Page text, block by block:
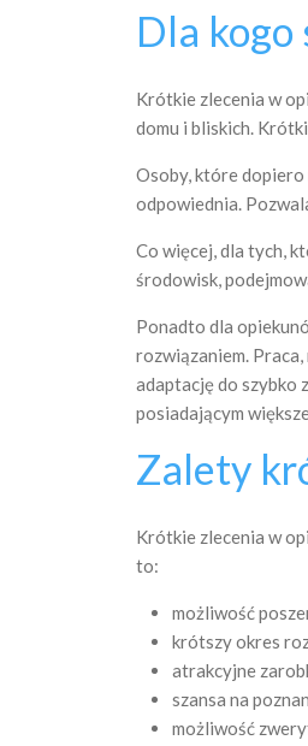
Dla kogo
Krótkie zlecenia w
domu i bliskich.
Osoby, które dopiero
odpowiednia.
Co więcej, dla tych,
środowisk,
Ponadto dla
rozwiązaniem.
adaptację do szybko
posiadającym
Zalety
Krótkie zlecenia w
to:
możliwość
krótszy okres
atrakcyjne
szansa na
możliwość